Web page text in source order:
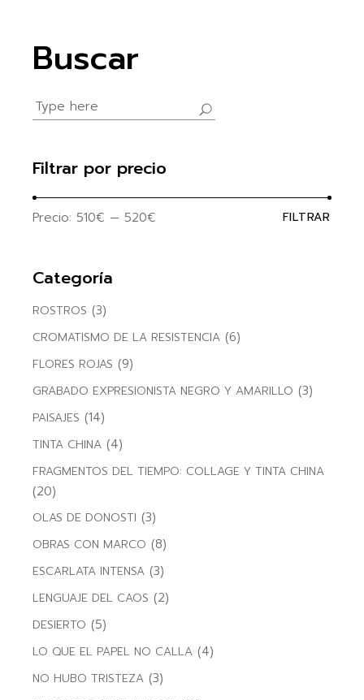
Buscar
Search
for:
Filtrar por precio
FILTRAR
Precio: 510€ — 520€
Categoría
ROSTROS (3)
CROMATISMO DE LA RESISTENCIA (6)
FLORES ROJAS (9)
GRABADO EXPRESIONISTA NEGRO Y AMARILLO (3)
PAISAJES (14)
TINTA CHINA (4)
FRAGMENTOS DEL TIEMPO: COLLAGE Y TINTA CHINA
(20)
OLAS DE DONOSTI (3)
OBRAS CON MARCO (8)
ESCARLATA INTENSA (3)
LENGUAJE DEL CAOS (2)
DESIERTO (5)
LO QUE EL PAPEL NO CALLA (4)
NO HUBO TRISTEZA (3)